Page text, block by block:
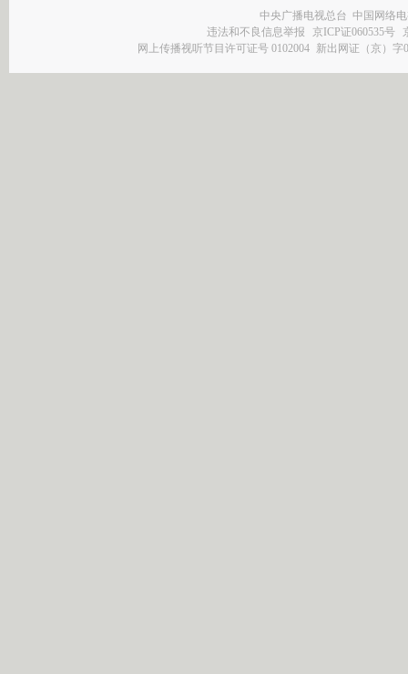
中央广播电视总台 中国网络
违法和不良信息举报
京ICP证060535号
网上传播视听节目许可证号 0102004 新出网证（京）